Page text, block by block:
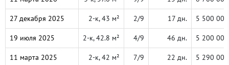
27 декабря 2025 2-к, 43 м² 2/9 17 дн. 5 500 000
19 июля 2025 2-к, 42.8 м² 4/9 46 дн. 5 200 000
11 марта 2025 2-к, 42 м² 7/9 22 дн. 5 290 000